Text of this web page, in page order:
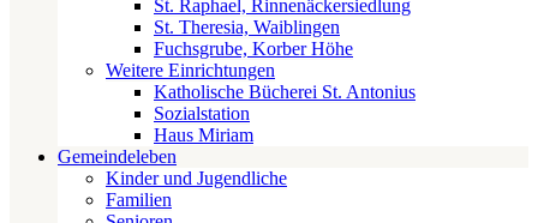
St. Raphael, Rinnenäckersiedlung
St. Theresia, Waiblingen
Fuchsgrube, Korber Höhe
Weitere Einrichtungen
Katholische Bücherei St. Antonius
Sozialstation
Haus Miriam
Gemeindeleben
Kinder und Jugendliche
Familien